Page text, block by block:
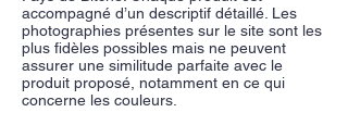
accompagné d’un descriptif détaillé. Les
photographies présentes sur le site sont les
plus fidèles possibles mais ne peuvent
assurer une similitude parfaite avec le
produit proposé, notamment en ce qui
concerne les couleurs.​